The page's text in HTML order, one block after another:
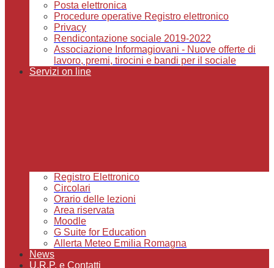
Posta elettronica
Procedure operative Registro elettronico
Privacy
Rendicontazione sociale 2019-2022
Associazione Informagiovani - Nuove offerte di
lavoro, premi, tirocini e bandi per il sociale
Servizi on line
Registro Elettronico
Circolari
Orario delle lezioni
Area riservata
Moodle
G Suite for Education
Allerta Meteo Emilia Romagna
News
U.R.P. e Contatti